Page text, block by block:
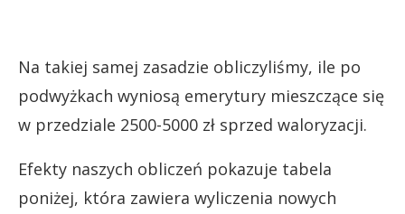
Na takiej samej zasadzie obliczyliśmy, ile po
podwyżkach wyniosą emerytury mieszczące się
w przedziale 2500-5000 zł sprzed waloryzacji.
Efekty naszych obliczeń pokazuje tabela
poniżej, która zawiera wyliczenia nowych